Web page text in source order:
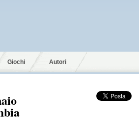
Giochi Autori